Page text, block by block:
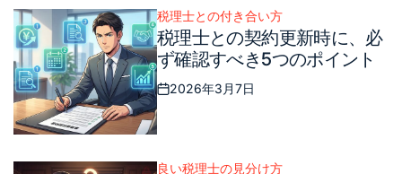
on
Posted
in
税理士との付き合い方
税理士との契約更新時に、必
ず確認すべき5つのポイント
Posted
on
2026年3月7日
良い税理士の見分け方